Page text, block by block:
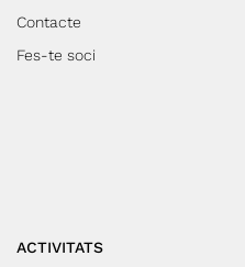
Contacte
Fes-te soci
ACTIVITATS